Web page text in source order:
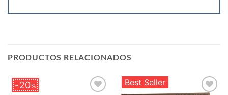
PRODUCTOS RELACIONADOS
20% Best Seller